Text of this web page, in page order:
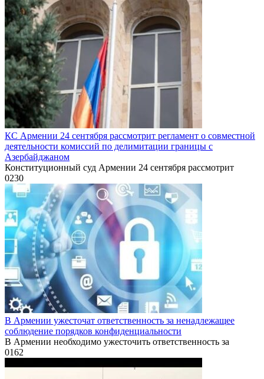
КС Армении 24 сентября рассмотрит регламент о совместной
деятельности комиссий по делимитации границы с
Азербайджаном
Конституционный суд Армении 24 сентября рассмотрит
0230
В Армении ужесточат ответственность за ненадлежащее
соблюдение порядков конфиденциальности
В Армении необходимо ужесточить ответственность за
0162